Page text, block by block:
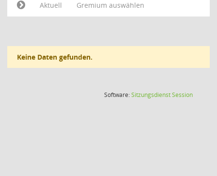
Aktuell
Gremium auswählen
Keine Daten gefunden.
Software:SitzungsdienstSession(Wird in